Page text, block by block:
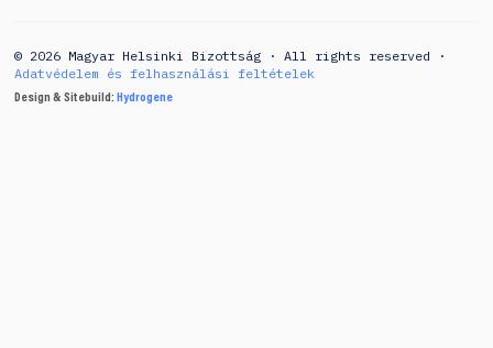
© 2026 Magyar Helsinki Bizottság · All rights reserved ·
Adatvédelem és felhasználási feltételek
Design & Sitebuild: Hydrogene